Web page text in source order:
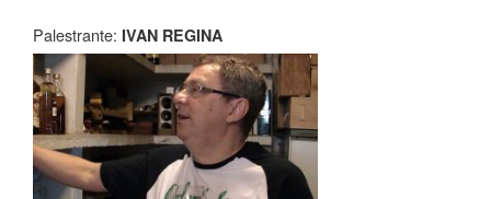
Palestrante: IVAN REGINA